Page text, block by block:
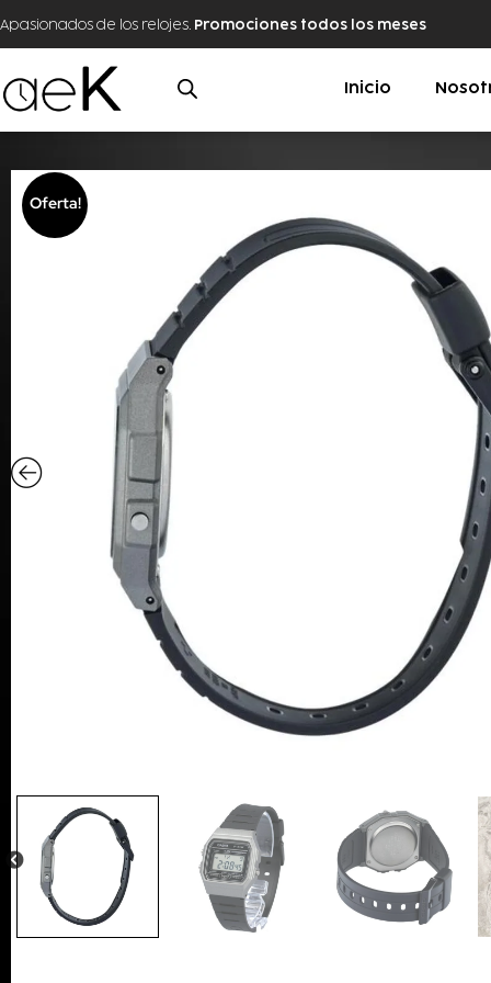
Apasionados de los relojes. Promociones todos los meses
Inicio
Oferta!